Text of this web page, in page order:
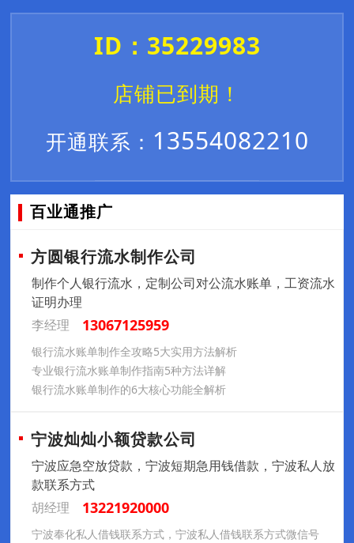
ID：35229983
店铺已到期！
开通联系： 13554082210
百业通推广
方圆银行流水制作公司
制作个人银行流水，定制公司对公流水账单，工资流水
证明办理
李经理
13067125959
银行流水账单制作全攻略5大实用方法解析
专业银行流水账单制作指南5种方法详解
银行流水账单制作的6大核心功能全解析
宁波灿灿小额贷款公司
宁波应急空放贷款，宁波短期急用钱借款，宁波私人放
款联系方式
胡经理
13221920000
宁波奉化私人借钱联系方式，宁波私人借钱联系方式微信号